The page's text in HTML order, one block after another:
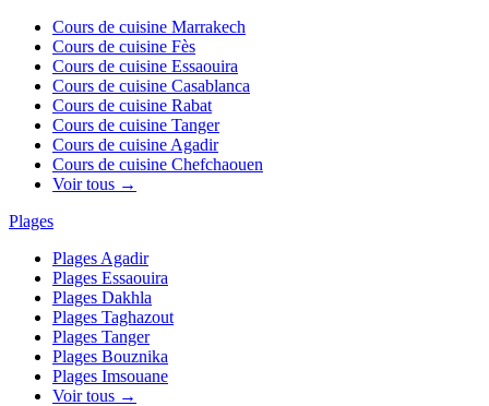
Cours de cuisine Marrakech
Cours de cuisine Fès
Cours de cuisine Essaouira
Cours de cuisine Casablanca
Cours de cuisine Rabat
Cours de cuisine Tanger
Cours de cuisine Agadir
Cours de cuisine Chefchaouen
Voir tous →
Plages
Plages Agadir
Plages Essaouira
Plages Dakhla
Plages Taghazout
Plages Tanger
Plages Bouznika
Plages Imsouane
Voir tous →